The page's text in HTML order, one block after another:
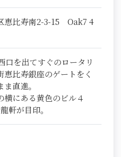
恵比寿南2-3-15 Oak7 4
口を出てすぐのロータリ
恵比寿銀座のゲートをく
直進。
横にある黄色のビル４
軒が目印。